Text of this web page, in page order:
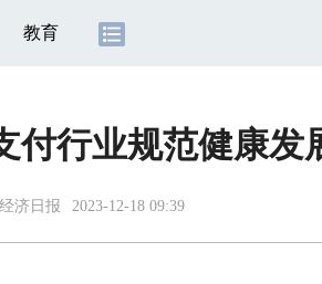
教育
付行业规范健康发
经济日报 2023-12-18 09:39